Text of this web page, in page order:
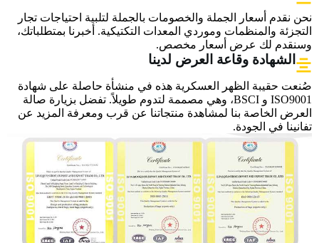
نحن نقدم أسعار الجملة والخصومات بالجملة لتلبية احتياجات تجار
التجزئة والمنظمات وموردي المعدات التكتيكية. أخبرنا بمتطلباتك،
وسنقدم لك عرض أسعار مخصص.
الشهادة وقاعة العرض لدينا
صُنعت حقيبة الظهر العسكرية هذه في منشأة حاصلة على شهادة
ISO9001 و BSCI، وهي مصممة لتدوم طويلاً. تفضل بزيارة صالة
العرض الخاصة بنا لمشاهدة منتجاتنا عن قرب ومعرفة المزيد عن
تفانينا في الجودة.